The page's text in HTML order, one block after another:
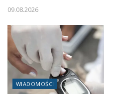
09.08.2026
WIADOMOŚCI